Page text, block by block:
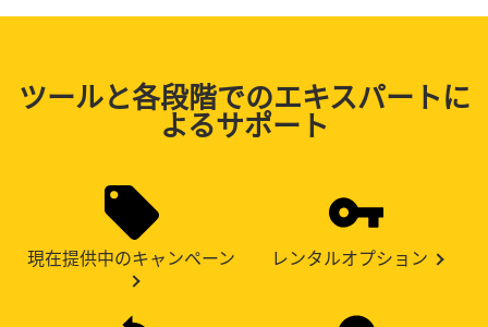
ツールと各段階でのエキスパートに
よるサポート
現在提供中のキャンペーン レンタルオプション